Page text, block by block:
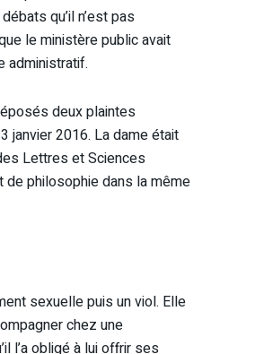
qu’il n’est pas
le ministère public avait
administratif.
deux plaintes
janvier 2016. La dame était
Lettres et Sciences
de philosophie dans la même
sexuelle puis un viol. Elle
chez une
l’a obligé à lui offrir ses